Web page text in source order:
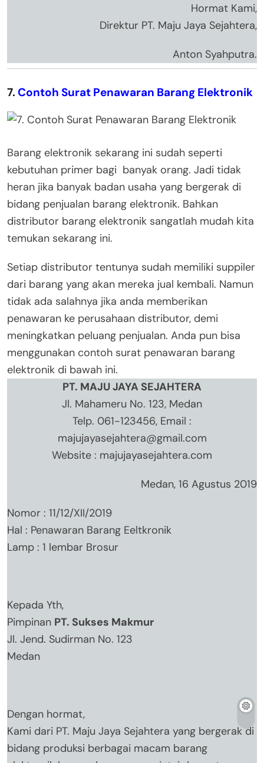
Hormat Kami,
Direktur PT. Maju Jaya Sejahtera,
Anton Syahputra.
7. Contoh Surat Penawaran Barang Elektronik
Barang elektronik sekarang ini sudah seperti
kebutuhan primer bagi banyak orang. Jadi tidak
heran jika banyak badan usaha yang bergerak di
bidang penjualan barang elektronik. Bahkan
distributor barang elektronik sangatlah mudah kita
temukan sekarang ini.
Setiap distributor tentunya sudah memiliki suppiler
dari barang yang akan mereka jual kembali. Namun
tidak ada salahnya jika anda memberikan
penawaran ke perusahaan distributor, demi
meningkatkan peluang penjualan. Anda pun bisa
menggunakan contoh surat penawaran barang
elektronik di bawah ini.
PT. MAJU JAYA SEJAHTERA
Jl. Mahameru No. 123, Medan
Telp. 061-123456, Email :
majujayasejahtera@gmail.com
Website : majujayasejahtera.com
Medan, 16 Agustus 2019
Nomor : 11/12/XII/2019
Hal : Penawaran Barang Eeltkronik
Lamp : 1 lembar Brosur
Kepada Yth,
Pimpinan PT. Sukses Makmur
Jl. Jend. Sudirman No. 123
Medan
Dengan hormat,
Kami dari PT. Maju Jaya Sejahtera yang bergerak di
bidang produksi berbagai macam barang